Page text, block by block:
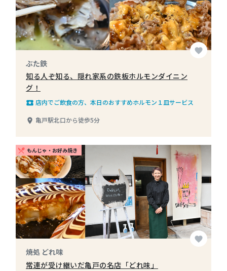
favorite
ぶた鉄
知る人ぞ知る、隠れ家系の鉄板ホルモンダイニン
グ！
local_play 店内でご飲食の方、本日のおすすめホルモン１皿サービス
place 亀戸駅北口から徒歩5分
restaurant_menu もんじゃ・お好み焼き
favorite
焼処 どれ味
常連が受け継いだ亀戸の名店「どれ味」